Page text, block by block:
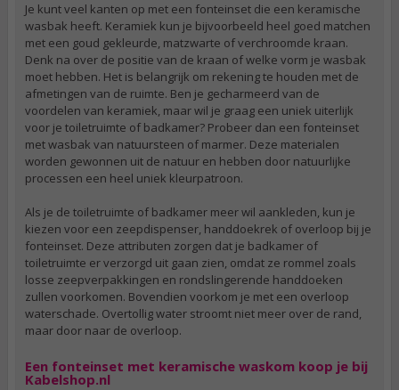
Je kunt veel kanten op met een fonteinset die een keramische
wasbak heeft. Keramiek kun je bijvoorbeeld heel goed matchen
met een goud gekleurde, matzwarte of verchroomde kraan.
Denk na over de positie van de kraan of welke vorm je wasbak
moet hebben. Het is belangrijk om rekening te houden met de
afmetingen van de ruimte. Ben je gecharmeerd van de
voordelen van keramiek, maar wil je graag een uniek uiterlijk
voor je toiletruimte of badkamer? Probeer dan een fonteinset
met wasbak van natuursteen of marmer. Deze materialen
worden gewonnen uit de natuur en hebben door natuurlijke
processen een heel uniek kleurpatroon.
Als je de toiletruimte of badkamer meer wil aankleden, kun je
kiezen voor een zeepdispenser, handdoekrek of overloop bij je
fonteinset. Deze attributen zorgen dat je badkamer of
toiletruimte er verzorgd uit gaan zien, omdat ze rommel zoals
losse zeepverpakkingen en rondslingerende handdoeken
zullen voorkomen. Bovendien voorkom je met een overloop
waterschade. Overtollig water stroomt niet meer over de rand,
maar door naar de overloop.
Een fonteinset met keramische waskom koop je bij
Kabelshop.nl